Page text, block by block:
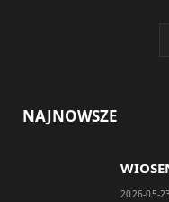
NAJNOWSZE
2026-05-23